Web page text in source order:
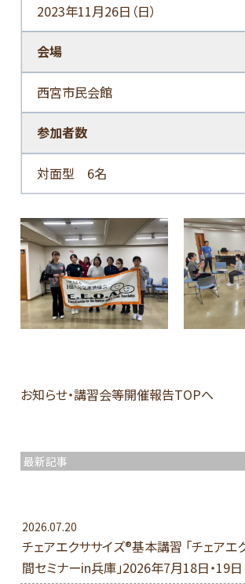
2023年11月26日（日）
会場
西宮市民会館
参加者数
対面型 6名
お知らせ・講習会等開催報告TOPへ
最新記事
2026.07.20
チェアエクササイズ®基本講習 「チェアエ
間セミナーin兵庫」2026年7月18日・19日